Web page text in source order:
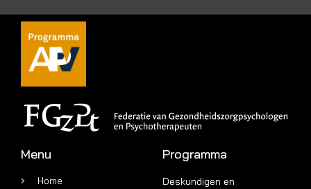
Menu
Home
Programma
Deskundigen en